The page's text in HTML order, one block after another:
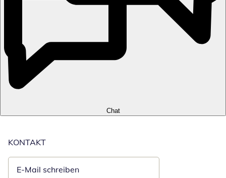
Chat
KONTAKT
E-Mail schreiben
Öffnet E-Mail-Client